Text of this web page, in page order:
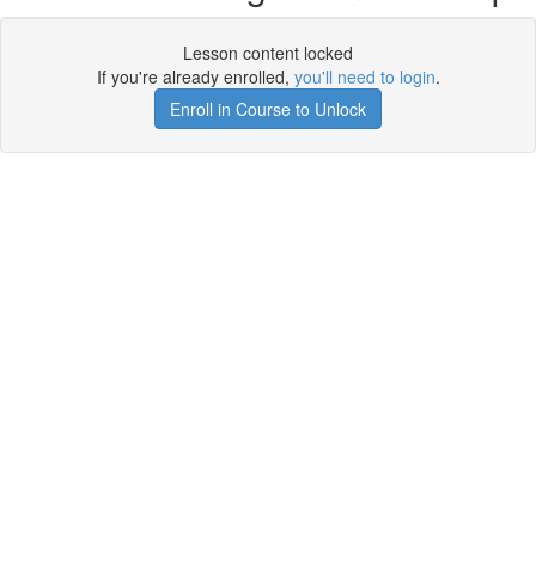
Lesson content locked
If you're already enrolled, you'll need to login.
Enroll in Course to Unlock